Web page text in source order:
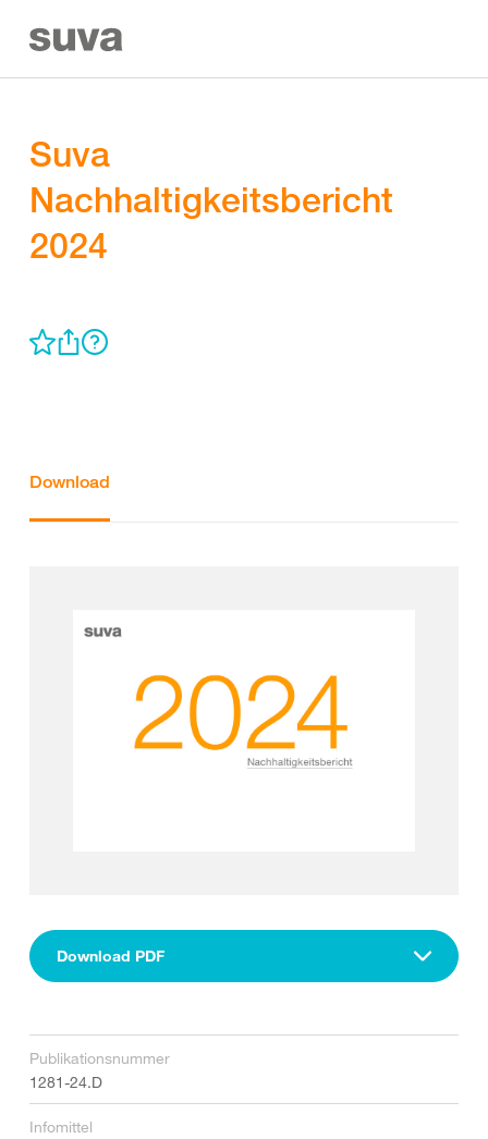
Suva
Nachhaltigkeitsbericht
2024
Download
Download PDF
Publikationsnummer
1281-24.D
Infomittel